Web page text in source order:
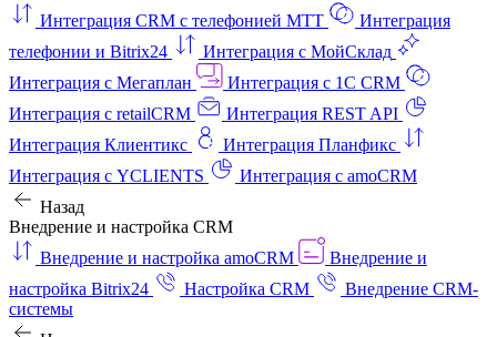
Интеграция CRM с телефонией МТТ
Интеграция
телефонии и Bitrix24
Интеграция с МойСклад
Интеграция с Мегаплан
Интеграция с 1C CRM
Интеграция с retailCRM
Интеграция REST API
Интеграция Клиентикс
Интеграция Планфикс
Интеграция с YCLIENTS
Интеграция с amoCRM
Назад
Внедрение и настройка CRM
Внедрение и настройка amoCRM
Внедрение и
настройка Bitrix24
Настройка CRM
Внедрение CRM-
системы